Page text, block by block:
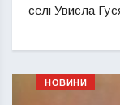
селі Увисла
НОВИНИ